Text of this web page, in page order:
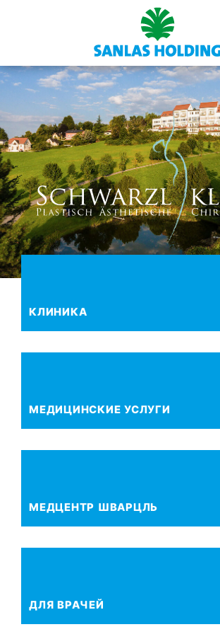
КЛИ­НИ­КА
МЕ­ДИ­ЦИН­СКИЕ УСЛУ­ГИ
МЕД­ЦЕНТР ШВАРЦЛЬ
ДЛЯ ВРА­ЧЕЙ